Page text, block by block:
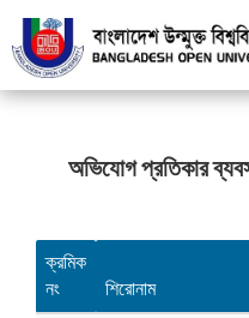
বাউবি উপাচার্যের
অভিযোগ প্রতিকার
ক্রমিক
নং
শিরোনাম